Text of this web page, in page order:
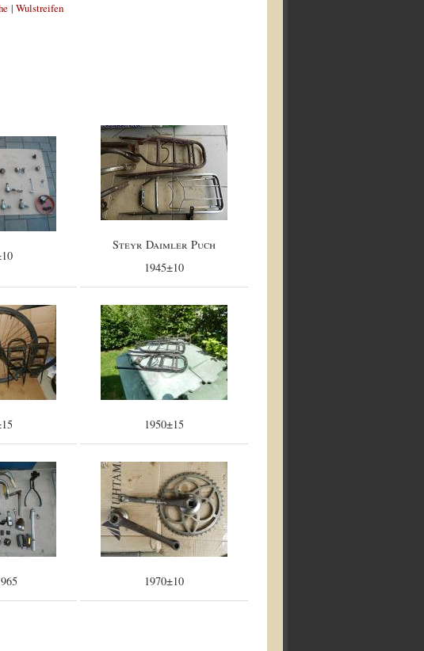
| Wulstreifen
Steyr Daimler Puch
1945±10
1950±15
1970±10